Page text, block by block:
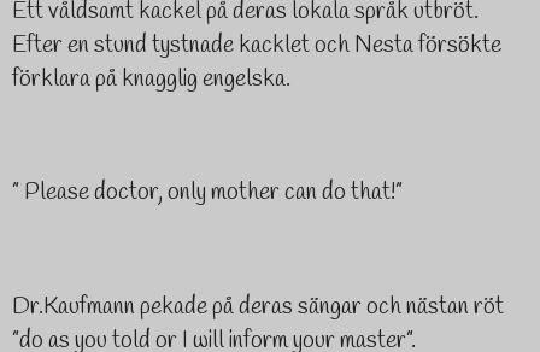
Ett våldsamt kackel på deras lokala språk utbröt.
Efter en stund tystnade kacklet och Nesta försökte
förklara på knagglig engelska.
” Please doctor, only mother can do that!”
Dr.Kaufmann pekade på deras sängar och nästan röt
”do as you told or I will inform your master”.